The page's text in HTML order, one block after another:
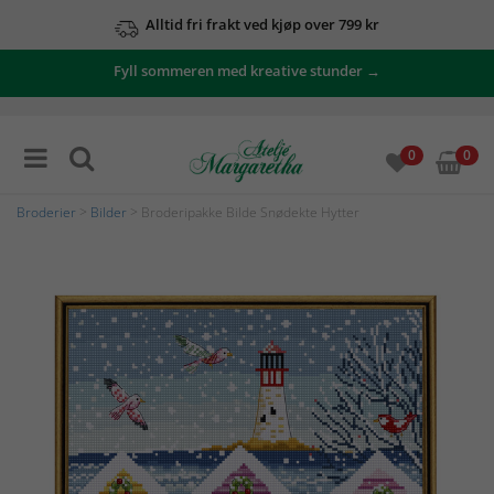
Alltid fri frakt ved kjøp over 799 kr
Fyll sommeren med kreative stunder →
0 0
Broderier Bilder > Broderipakke Bilde Snødekte Hytter